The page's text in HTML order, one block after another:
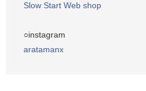
Slow Start Web shop
○instagram
aratamanx